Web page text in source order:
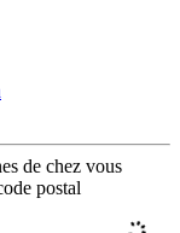
de chez vous
postal